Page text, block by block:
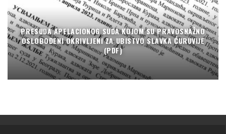
PRESUDA APELACIONOG SUDA KOJOM SU PRAVOSNAŽNO
OSLOBOĐENI OKRIVLJENI ZA UBISTVO SLAVKA ĆURUVIJE
(PDF)